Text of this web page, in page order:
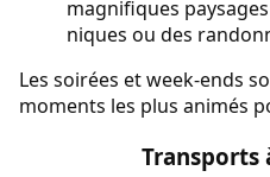
magnifiques
niques ou des
Les soirées et week-ends
moments les plus animés
Transports